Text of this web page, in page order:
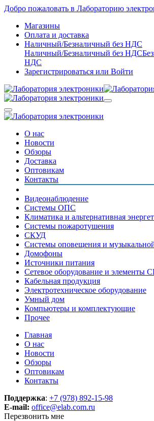
Добро пожаловать в Лабораторию
Магазины
Оплата и доставка
Наличный/Безналичный без НДС
Наличный/Безналичный без НДС
НДС
Зарегистрироваться или Войти
О нас
Новости
Обзоры
Доставка
Оптовикам
Контакты
Видеонаблюдение
Системы ОПС
Климатика и альтернативная
Системы пожаротушения
СКУД
Системы оповещения и
Домофоны
Источники питания
Сетевое оборудование и элементы
Кабельная продукция
Электротехническое оборудование
Умный дом
Компьютеры и комплектующие
Прочее
Главная
О нас
Новости
Обзоры
Оптовикам
Контакты
Поддержка: +7 (978) 892-15-98
E-mail: office@elab.com.ru
Перезвонить мне